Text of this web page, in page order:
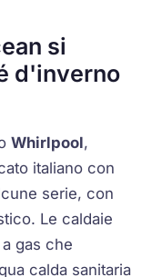
si
d'inverno
Whirlpool,
italiano con
serie, con
Le caldaie
gas che
calda sanitaria